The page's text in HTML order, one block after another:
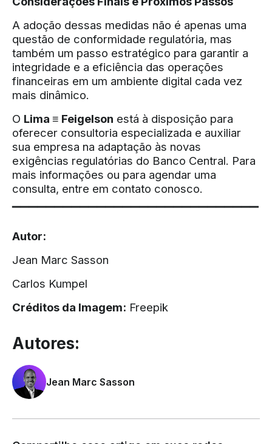
A adoção dessas medidas não é apenas uma
questão de conformidade regulatória, mas
também um passo estratégico para garantir a
integridade e a eficiência das operações
financeiras em um ambiente digital cada vez
mais dinâmico.
O Lima ≡ Feigelson está à disposição para
oferecer consultoria especializada e auxiliar
sua empresa na adaptação às novas
exigências regulatórias do Banco Central. Para
mais informações ou para agendar uma
consulta, entre em contato conosco.
▔▔▔▔▔▔▔▔▔▔▔▔▔▔▔▔▔▔▔▔▔▔▔▔▔▔▔▔▔
Autor:
Jean Marc Sasson
Carlos Kumpel
Créditos da Imagem: Freepik
Autores:
Jean Marc Sasson